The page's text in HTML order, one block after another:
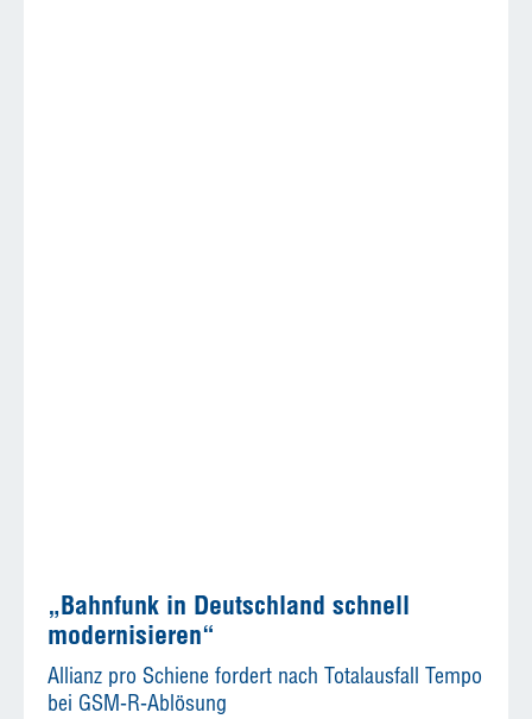
„Bahnfunk in Deutschland schnell
modernisieren“
Allianz pro Schiene fordert nach Totalausfall Tempo
bei GSM-R-Ablösung